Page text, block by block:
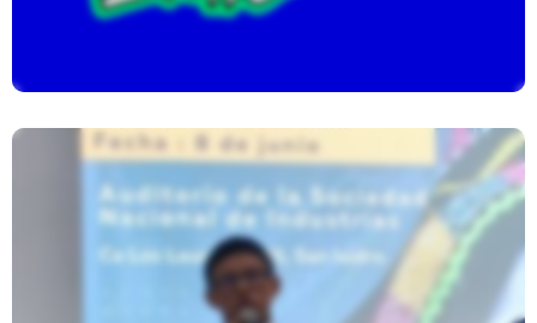
FORO Mayor Y Mejor Inversión